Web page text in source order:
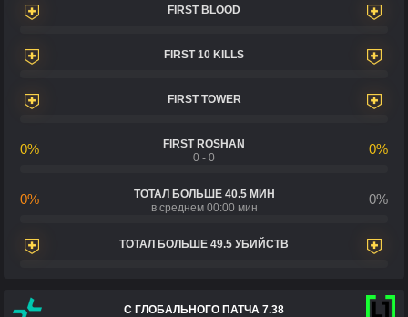
FIRST BLOOD
FIRST 10 KILLS
FIRST TOWER
0%
FIRST ROSHAN
0 - 0
0%
0%
ТОТАЛ БОЛЬШЕ 40.5 МИН
в среднем 00:00 мин
0%
ТОТАЛ БОЛЬШЕ 49.5 УБИЙСТВ
С ГЛОБАЛЬНОГО ПАТЧА 7.38